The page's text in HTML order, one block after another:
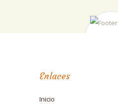
Enlaces
Inicio